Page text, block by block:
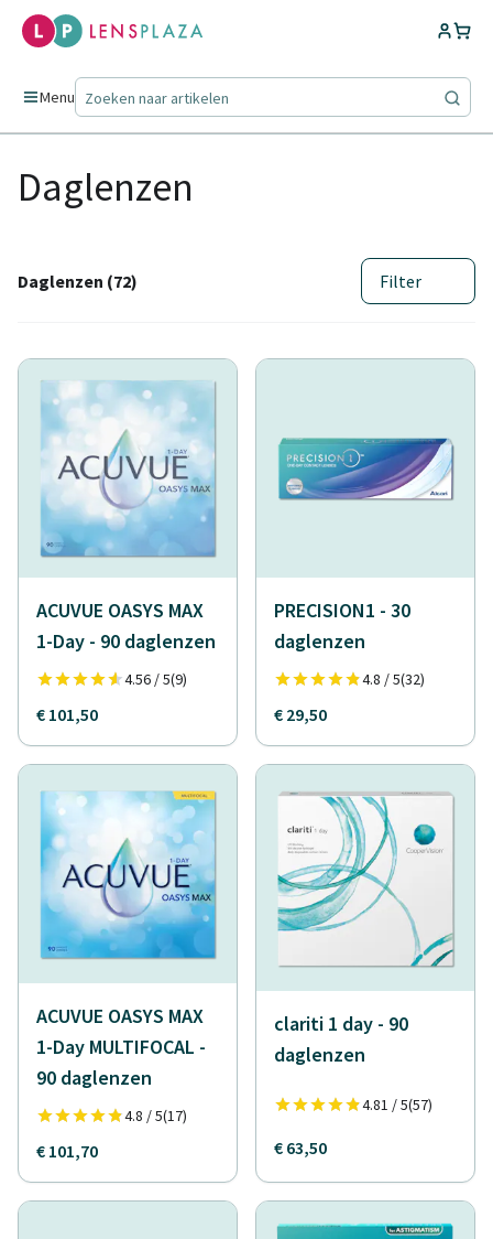
Menu
Daglenzen
Daglenzen (72) Filter
ACUVUE OASYS MAX
1-Day - 90 daglenzen
4.56 / 5(9)
€ 101,50
PRECISION1 - 30
daglenzen
4.8 / 5(32)
€ 29,50
ACUVUE OASYS MAX
1-Day MULTIFOCAL -
90 daglenzen
4.8 / 5(17)
€ 101,70
clariti 1 day - 90
daglenzen
4.81 / 5(57)
€ 63,50